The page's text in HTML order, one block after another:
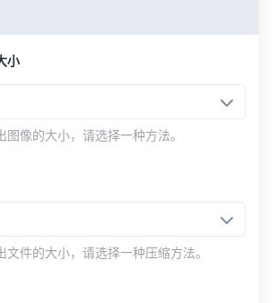
小
像的大小，请选择一种方法。
文件的大小，请选择一种压缩方法。